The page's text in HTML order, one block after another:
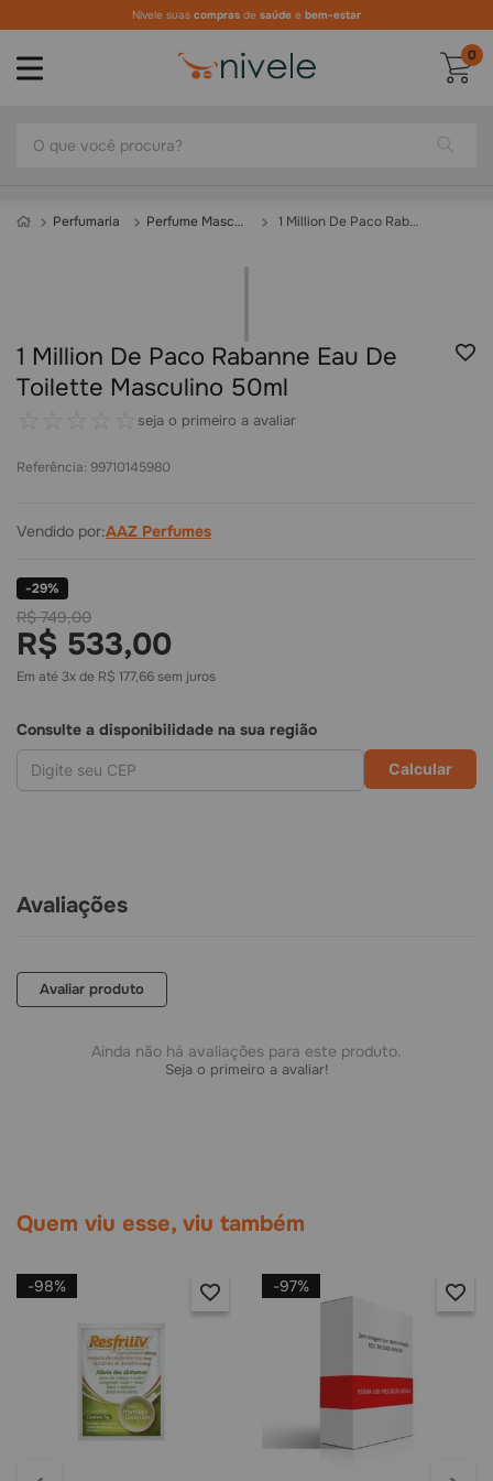
Nivele suas compras de saúde e bem-estar
0
Perfumaria Perfume Masculino 1 Million De Paco Rabanne Eau De Toilette Masculino 50ml
1 Million De Paco Rabanne Eau De
Toilette Masculino 50ml
seja o primeiro a avaliar
Referência: 99710145980
Vendido por:AAZ Perfumes
-29%
R$ 749,00
R$ 533,00
Em até 3x de R$ 177,66sem juros
Consulte a disponibilidade na sua região
Calcular
R$ 533
Avaliações
Avaliar produto
Ainda não há avaliações para este produto.
Seja o primeiro a avaliar!
Quem viu esse, viu também
-98% -97%